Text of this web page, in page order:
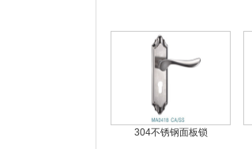
304不锈钢面板锁